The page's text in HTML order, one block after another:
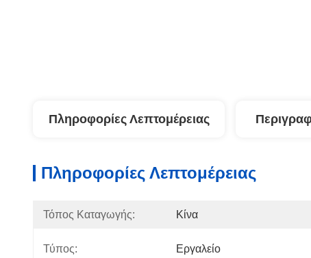
Πληροφορίες Λεπτομέρειας
Πληροφορίες Λεπτομέρειας
Τόπος Καταγωγής: Κίνα
Τύπος: Εργαλείο